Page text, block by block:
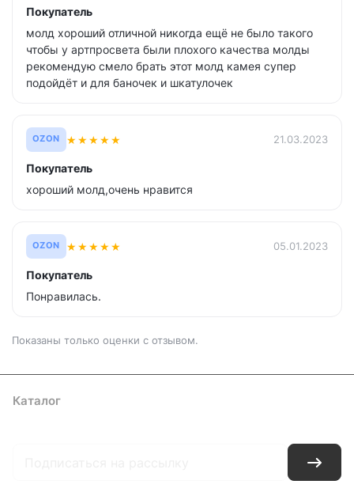
Покупатель
молд хороший отличной никогда ещё не было такого
чтобы у артпросвета были плохого качества молды
рекомендую смело брать этот молд камея супер
подойдёт и для баночек и шкатулочек
OZON ★★★★★ 21.03.2023
Покупатель
хороший молд,очень нравится
OZON ★★★★★ 05.01.2023
Покупатель
Понравилась.
Показаны только оценки с отзывом.
Каталог